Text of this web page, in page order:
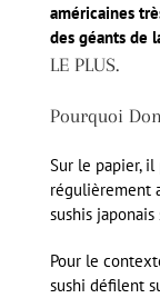
américaines
des géants de
LE PLUS.
Pourquoi
Sur le papier,
régulièrement
sushis
Pour le
sushi défilent